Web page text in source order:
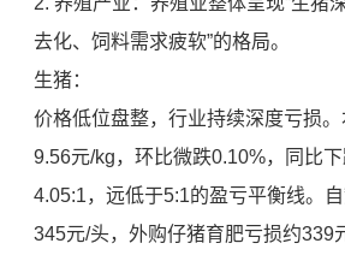
去化、饲料需求疲软”的格局。
生猪：
价格低位盘整，行业持续深度亏损
9.56元/kg，环比微跌0.10%，同比
4.05:1，远低于5:1的盈亏平衡线。
345元/头，外购仔猪育肥亏损约339